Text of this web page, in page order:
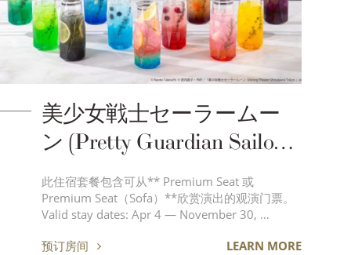
美少女戦士セーラームー
ン (Pretty Guardian Sailor
Moon) Accommodation
Package with Show Tickets
【For 1 – 2 guests】
此住宿套餐包含可从** Premium Seat 或
Premium Seat（Sofa）**欣赏演出的观演门票。
Valid stay dates: Apr 4 — November 30, …
预订房间 LEARN MORE